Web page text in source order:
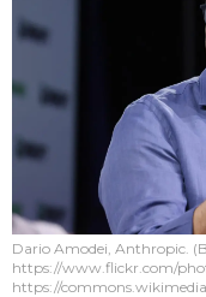
Dario Amodei, Anthropic.
https://www.flickr.com/
https://